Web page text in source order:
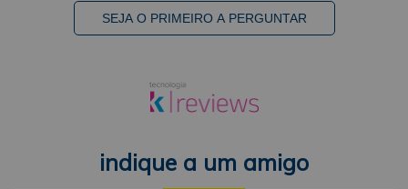
SEJA O PRIMEIRO A PERGUNTAR
indique a um amigo